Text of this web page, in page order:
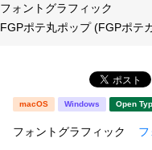
年間ライセンス商品
新着一覧
フォント形式
タイプフェイス
明朝体
フォントグラフィック
FGPポテ丸ポップ (FGPポテ
macOS Windows Open
フォントグラフィック